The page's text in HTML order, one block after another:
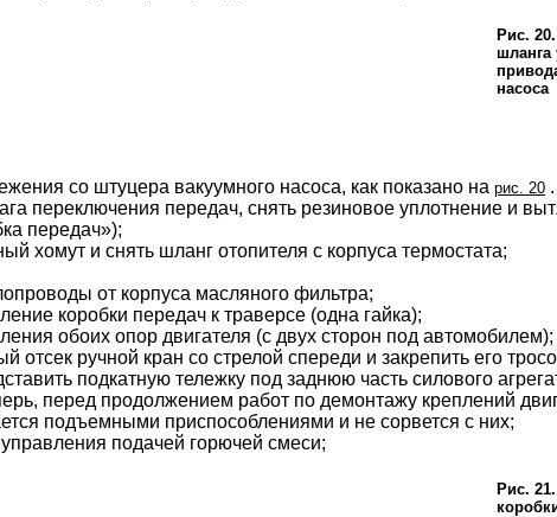
Рис.
шланга
насоса
со штуцера вакуумного насоса, как показано на рис. 20
переключения передач, снять резиновое уплотнение и
передач»);
хомут и снять шланг отопителя с корпуса термостата;
от корпуса масляного фильтра;
коробки передач к траверсе (одна гайка);
обоих опор двигателя (с двух сторон под автомобилем);
отсек ручной кран со стрелой спереди и закрепить его
подкатную тележку под заднюю часть силового
перед продолжением работ по демонтажу креплений
подъемными приспособлениями и не сорвется с них;
управления подачей горючей смеси;
Рис.